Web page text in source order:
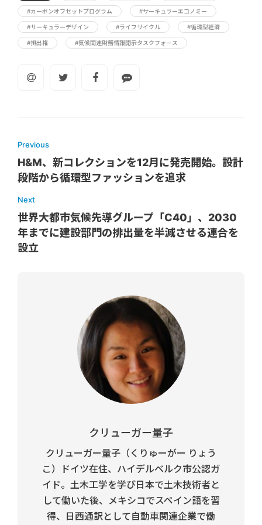
#カーボンオフセットプログラム #サーキュラーエコノミー
#サーキュラーデザイン #ライフサイクル #循環型経済
#排出権 #気候関連財務情報開示タスクフォース
Previous
H&M、新コレクションを12月に発売開始。設計
段階から循環型ファッションを追求
Next
世界大都市気候先導グループ「C40」、2030
年までに建設部門の排出量を半減させる連合を
設立
クリューガー量子
クリューガー量子（くりゅーがー りょう
こ）ドイツ在住、ハイデルベルク市公認ガ
イド。土木工学を学び日本で土木技術者と
して働いた後、メキシコでスペイン語を習
得、日西通訳として自動車関連企業で働